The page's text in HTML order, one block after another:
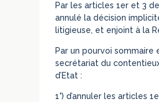
Par les articles 1er et 3
annulé la décision
litigieuse, et enjoint à la
Par un pourvoi
secrétariat du
d’Etat :
1°) d’annuler les articles